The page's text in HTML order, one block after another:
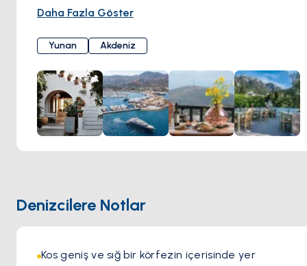
mücevheri olarak yer alır. Bu yemek mekanının büyüsüne,
eklenir. Geleneklere olan bağlılığıyla tanınan Oromedon
Tavern, yalnızca zamanla test edilmiş tariflerden oluşan bir
menü sunar. Oromedon'u gerçekten farklı kılan şey,
geleneksel yemeklerin taş fırın sıcaklığında ustalıkla
pişirilmesine olan bağlılığıdır, her ısırıkta Yunan lezzetleri
ve aromatik zenginlikle enfüze edilir. Tavernanın Yunan
atmosferi, personele özgü hoş karşılama misafirleri
evlerinde gibi hissettiren davetkar bir ortam yaratır. Klasik
sunumlarına katılan herkesin üzerinde kalıcı bir izlenim
Daha Fazla Göster
Yunan Akdeniz
Denizcilere Notlar
Kos geniş ve sığ bir körfezin içerisinde yer